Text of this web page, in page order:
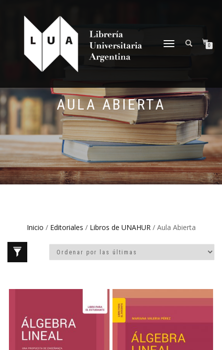
NAVEGACIÓN
0
AULA ABIERTA
Inicio / Editoriales / Libros de UNAHUR/ Aula Abierta